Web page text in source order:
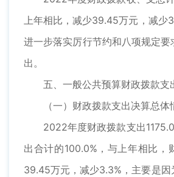
上年相比，减少39.45万元，减少
进一步落实厉行节约和八项规定要
出。
五、一般公共预算财政拨款支
（一）财政拨款支出决算总体
2022年度财政拨款支出
出合计的100.0%，与上年相比，
39.45万元，减少3.3%，主要是因